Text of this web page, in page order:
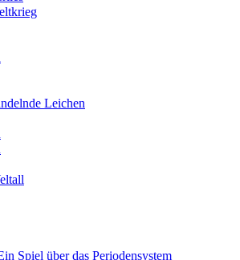
Leichen
Spiel über das Periodensystem